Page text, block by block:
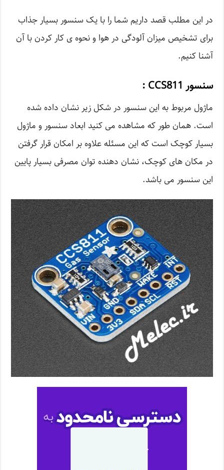
در این مطلب قصد داریم شما را با یک سنسور بسیار جذاب
برای تشخیص میزان آلودگی در هوا و نحوه ی کار کردن با آن
آشنا کنیم.
سنسور CCS811
:
ماژول مربوط به این سنسور در شکل زیر نشان داده شده
است. همان طور که مشاهده می کنید ابعاد سنسور و ماژول
بسیار کوچک است که این مسئله علاوه بر امکان قرار گرفتن
در مکان های کوچک، نشان دهنده توان مصرفی بسیار پایین
این سنسور می باشد.